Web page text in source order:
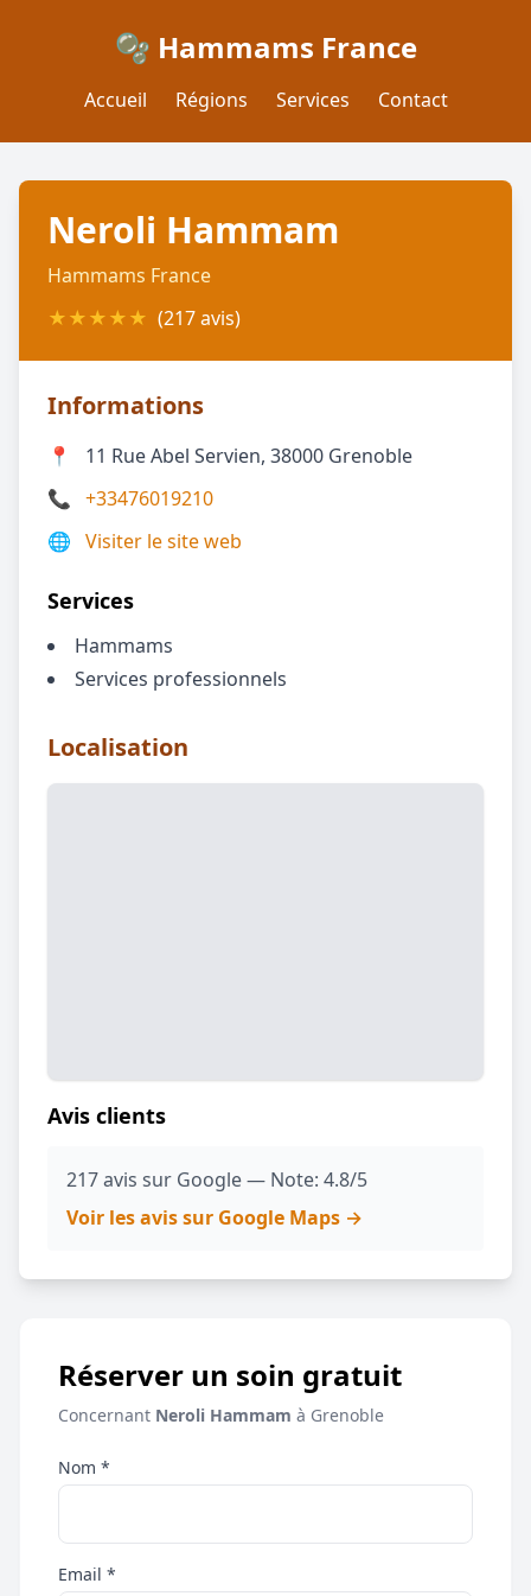
🫧 Hammams France
Accueil Régions Services Contact
Neroli Hammam
Hammams France
★★★★★ (217 avis)
Informations
📍
11 Rue Abel Servien, 38000 Grenoble
📞 +33476019210
🌐 Visiter le site web
Services
Hammams
Services professionnels
Localisation
Avis clients
217 avis sur Google — Note: 4.8/5
Voir les avis sur Google Maps →
Réserver un soin gratuit
Concernant Neroli Hammam à Grenoble
Nom *
Email *